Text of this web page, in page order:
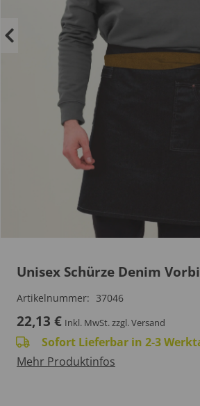
Unisex Schürze Denim
Artikelnummer: 37046
22,13 € Inkl. MwSt.zzgl. Versand
Sofort Lieferbar in 2-3
Mehr Produktinfos